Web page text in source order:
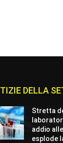
DELLA
Stretta
addio
esplode